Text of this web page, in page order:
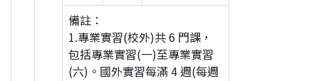
備註：
1.專業實習(校外)共 6 門課，
包括專業實習(一)至專業實習
(六)。國外實習每滿 4 週(每週